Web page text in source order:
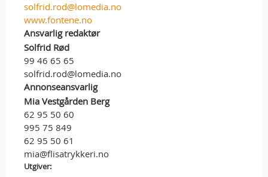
solfrid.rod@lomedia.no
www.fontene.no
Ansvarlig redaktør
Solfrid Rød
99 46 65 65
solfrid.rod@lomedia.no
Annonseansvarlig
Mia Vestgården Berg
62 95 50 60
995 75 849
62 95 50 61
mia@flisatrykkeri.no
Utgiver: